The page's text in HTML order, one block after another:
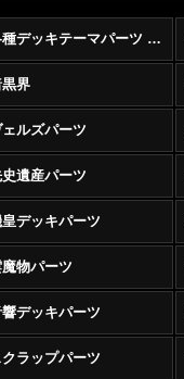
各種デッキテーマパーツ (全商品)
界
ェルズパーツ
遺産パーツ
デッキパーツ
魔物パーツ
デッキパーツ
クラップパーツ